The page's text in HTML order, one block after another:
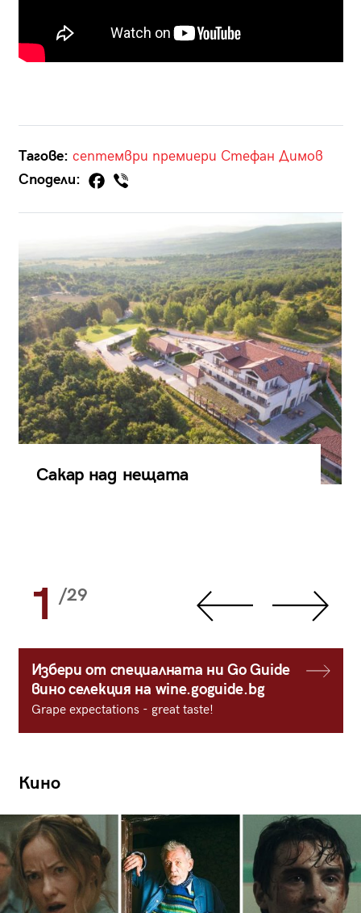
Тагове: септември премиери Стефан Димов
Сподели:
Сакар над нещата
1 /29
Избери от специалната ни Go Guide
вино селекция на wine.goguide.bg
Grape expectations - great taste!
Кино